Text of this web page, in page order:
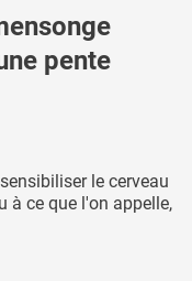
pente
le cerveau
à ce que l'on appelle,